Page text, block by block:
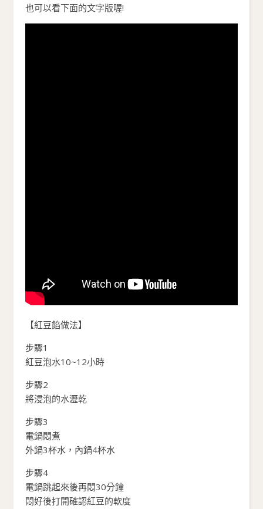
也可以看下面的文字版喔!
【紅豆餡做法】
步驟1
紅豆泡水10~12小時
步驟2
將浸泡的水瀝乾
步驟3
電鍋悶煮
外鍋3杯水，內鍋4杯水
步驟4
電鍋跳起來後再悶30分鐘
悶好後打開確認紅豆的軟度